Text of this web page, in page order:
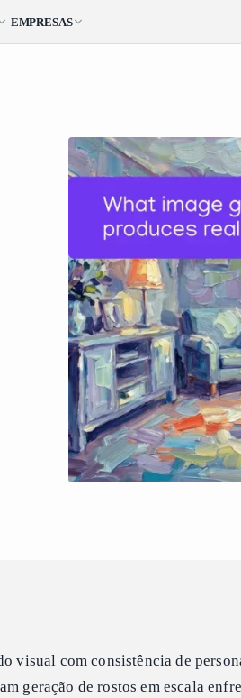
EMPRESAS
visual com consistência de
geração de rostos em escala